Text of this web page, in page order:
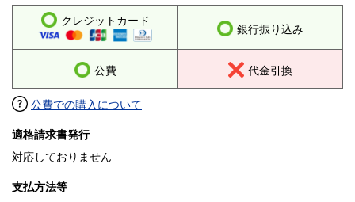
クレジットカード
銀行振り込み
公費 代金引換
公費での購入について
適格請求書発行
対応しておりません
支払方法等